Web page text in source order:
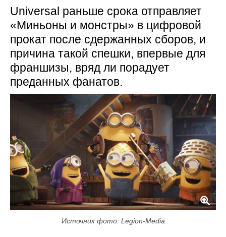
Universal раньше срока отправляет
«Миньоны и монстры» в цифровой
прокат после сдержанных сборов, и
причина такой спешки, впервые для
франшизы, вряд ли порадует
преданных фанатов.
Источник фото: Legion-Media